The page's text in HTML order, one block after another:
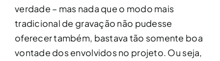
verdade – mas nada que o modo mais
tradicional de gravação não pudesse
oferecer também, bastava tão somente boa
vontade dos envolvidos no projeto. Ou seja,